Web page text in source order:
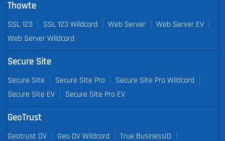
Thawte
SSL 123 SSL 123 Wildcard Web Server
Web Server EV
Web Server Wildcard
Secure Site
Secure Site Secure Site Pro
Secure Site Pro Wildcard
Secure Site EV
Secure Site Pro EV
GeoTrust
Geotrust DV Geo DV Wildcard
True BusinessID